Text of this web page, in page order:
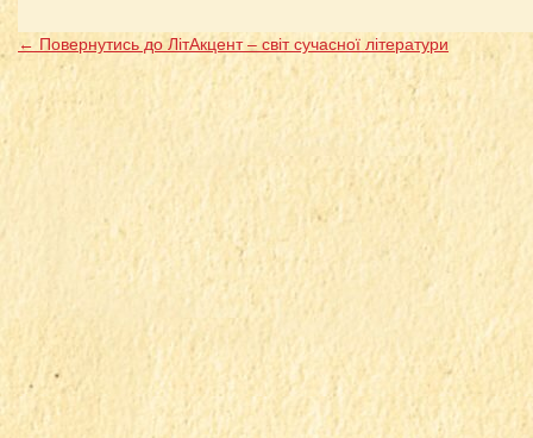
← Повернутись до ЛітАкцент – світ сучасної літератури